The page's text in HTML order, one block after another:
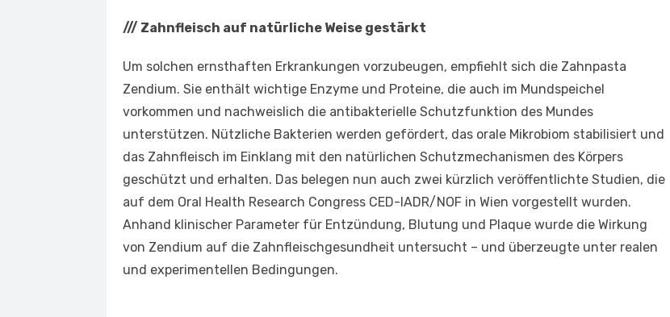
/// Zahnfleisch auf natürliche Weise gestärkt
Um solchen ernsthaften Erkrankungen vorzubeugen, empfiehlt sich die Zahnpasta
Zendium. Sie enthält wichtige Enzyme und Proteine, die auch im Mundspeichel
vorkommen und nachweislich die antibakterielle Schutzfunktion des Mundes
unterstützen. Nützliche Bakterien werden gefördert, das orale Mikrobiom stabilisiert und
das Zahnfleisch im Einklang mit den natürlichen Schutzmechanismen des Körpers
geschützt und erhalten. Das belegen nun auch zwei kürzlich veröffentlichte Studien, die
auf dem Oral Health Research Congress CED-IADR/NOF in Wien vorgestellt wurden.
Anhand klinischer Parameter für Entzündung, Blutung und Plaque wurde die Wirkung
von Zendium auf die Zahnfleischgesundheit untersucht – und überzeugte unter realen
und experimentellen Bedingungen.